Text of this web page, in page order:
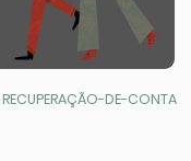
RECUPERAÇÃO-DE-CONTA